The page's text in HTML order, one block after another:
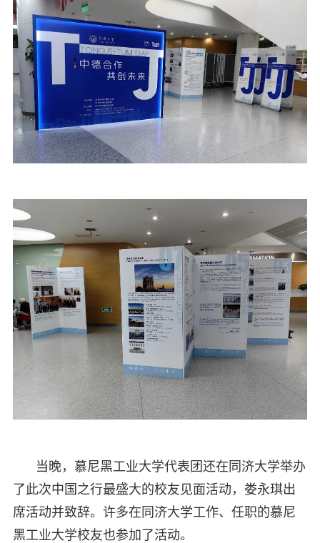
当晚，慕尼黑工业大学代表团还在同济大学举办
了此次中国之行最盛大的校友见面活动，娄永琪出
席活动并致辞。许多在同济大学工作、任职的慕尼
黑工业大学校友也参加了活动。